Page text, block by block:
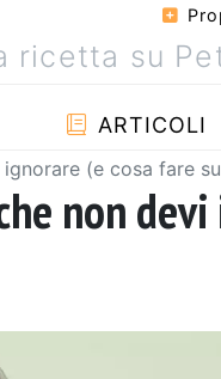
ARTICOLI
(e cosa fare
non devi